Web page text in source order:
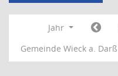
Jahr
Gemeinde Wieck a. Darß